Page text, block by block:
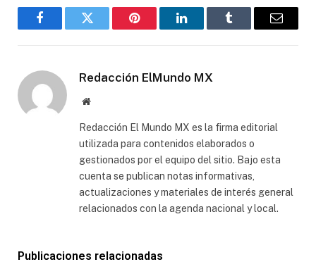
FacebookGorjeo Pinterest LinkedInTumblr
Correo
Redacción ElMundo MX
Sitio
Redacción El Mundo MX es la firma editorial
utilizada para contenidos elaborados o
gestionados por el equipo del sitio. Bajo esta
cuenta se publican notas informativas,
actualizaciones y materiales de interés general
relacionados con la agenda nacional y local.
Publicaciones relacionadas